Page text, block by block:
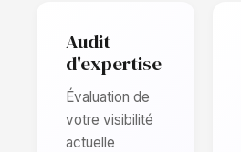
Audit
d'expertise
Évaluation de
votre visibilité
actuelle